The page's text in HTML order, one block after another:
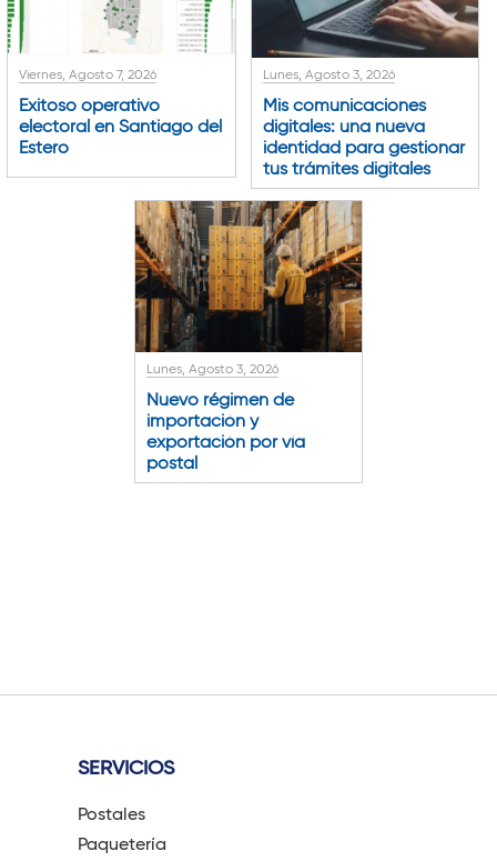
Viernes, Agosto 7, 2026
Exitoso operativo
electoral en Santiago del
Estero
Lunes, Agosto 3, 2026
Mis comunicaciones
digitales: una nueva
identidad para gestionar
tus trámites digitales
Lunes, Agosto 3, 2026
Nuevo régimen de
importación y
exportación por vía
postal
SERVICIOS
Postales
Paquetería